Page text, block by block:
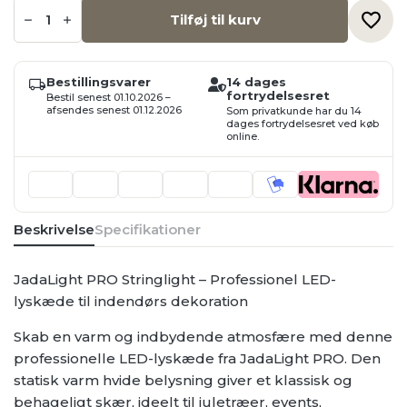
PRO
Stringlight,
20m,
160
varm
hvid
indendørs,
Tilføj til kurv
Bestillingsvarer
Bestil senest 01.10.2026 –
afsendes senest 01.12.2026
14 dages
fortrydelsesret
Som privatkunde har du 14
dages fortrydelsesret ved køb
online.
BeskrivelseSpecifikationer
JadaLight PRO Stringlight – Professionel LED-
lyskæde til indendørs dekoration
Skab en varm og indbydende atmosfære med denne
professionelle LED-lyskæde fra JadaLight PRO. Den
statisk varm hvide belysning giver et klassisk og
behageligt skær, ideelt til juletræer, events,